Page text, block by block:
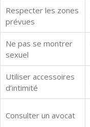
Respecter les zones
prévues
Ne pas se montrer
sexuel
Utiliser accessoires
d’intimité
Consulter un avocat